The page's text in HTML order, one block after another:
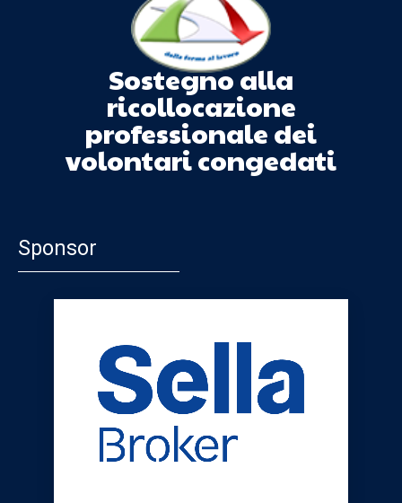
Sostegno alla
ricollocazione
professionale dei
volontari congedati
Sponsor